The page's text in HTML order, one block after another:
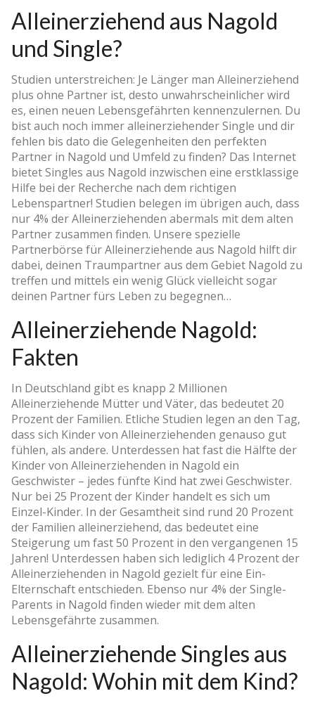
Alleinerziehend aus Nagold
und Single?
Studien unterstreichen: Je Länger man Alleinerziehend
plus ohne Partner ist, desto unwahrscheinlicher wird
es, einen neuen Lebensgefährten kennenzulernen. Du
bist auch noch immer alleinerziehender Single und dir
fehlen bis dato die Gelegenheiten den perfekten
Partner in Nagold und Umfeld zu finden? Das Internet
bietet Singles aus Nagold inzwischen eine erstklassige
Hilfe bei der Recherche nach dem richtigen
Lebenspartner! Studien belegen im übrigen auch, dass
nur 4% der Alleinerziehenden abermals mit dem alten
Partner zusammen finden. Unsere spezielle
Partnerbörse für Alleinerziehende aus Nagold hilft dir
dabei, deinen Traumpartner aus dem Gebiet Nagold zu
treffen und mittels ein wenig Glück vielleicht sogar
deinen Partner fürs Leben zu begegnen…
Alleinerziehende Nagold:
Fakten
In Deutschland gibt es knapp 2 Millionen
Alleinerziehende Mütter und Väter, das bedeutet 20
Prozent der Familien. Etliche Studien legen an den Tag,
dass sich Kinder von Alleinerziehenden genauso gut
fühlen, als andere. Unterdessen hat fast die Hälfte der
Kinder von Alleinerziehenden in Nagold ein
Geschwister – jedes fünfte Kind hat zwei Geschwister.
Nur bei 25 Prozent der Kinder handelt es sich um
Einzel-Kinder. In der Gesamtheit sind rund 20 Prozent
der Familien alleinerziehend, das bedeutet eine
Steigerung um fast 50 Prozent in den vergangenen 15
Jahren! Unterdessen haben sich lediglich 4 Prozent der
Alleinerziehenden in Nagold gezielt für eine Ein-
Elternschaft entschieden. Ebenso nur 4% der Single-
Parents in Nagold finden wieder mit dem alten
Lebensgefährte zusammen.
Alleinerziehende Singles aus
Nagold: Wohin mit dem Kind?